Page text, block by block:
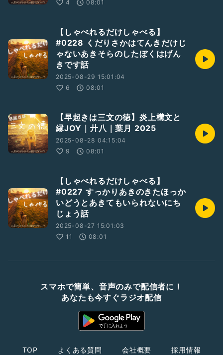
4
08:01
【しゃべれるだけしゃべる】
#0228 くだりさかはてんきだけじ
ゃないあきそらのしたぼくはげん
きです話
2025-08-29 15:01:04
6
08:01
【早起きは三文の徳】炎上構文と
縁JOY｜廾八｜葉月 2025
2025-08-28 04:15:04
9
08:01
【しゃべれるだけしゃべる】
#0227 すっかりあきのきたほっか
いどうとあきてもいられないにち
じょう話
2025-08-27 15:01:03
11
08:01
スマホで簡単、音声のみで配信者に！
あなたも今すぐラジオ配信
TOP よくある質問 会社概要 採用情報